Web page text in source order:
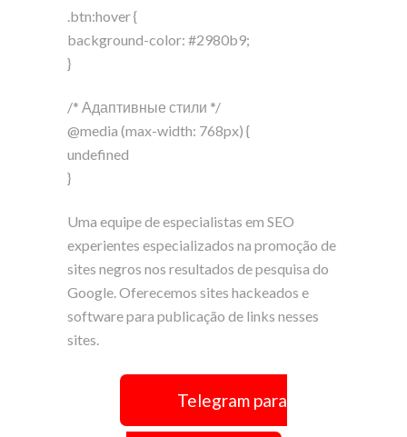
.btn:hover {
background-color: #2980b9;
}
/* Адаптивные стили */
@media (max-width: 768px) {
undefined
}
Uma equipe de especialistas em SEO
experientes especializados na promoção de
sites negros nos resultados de pesquisa do
Google. Oferecemos sites hackeados e
software para publicação de links nesses
sites.
Telegram para